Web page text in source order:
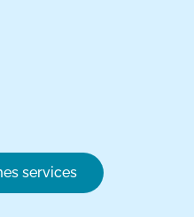
services